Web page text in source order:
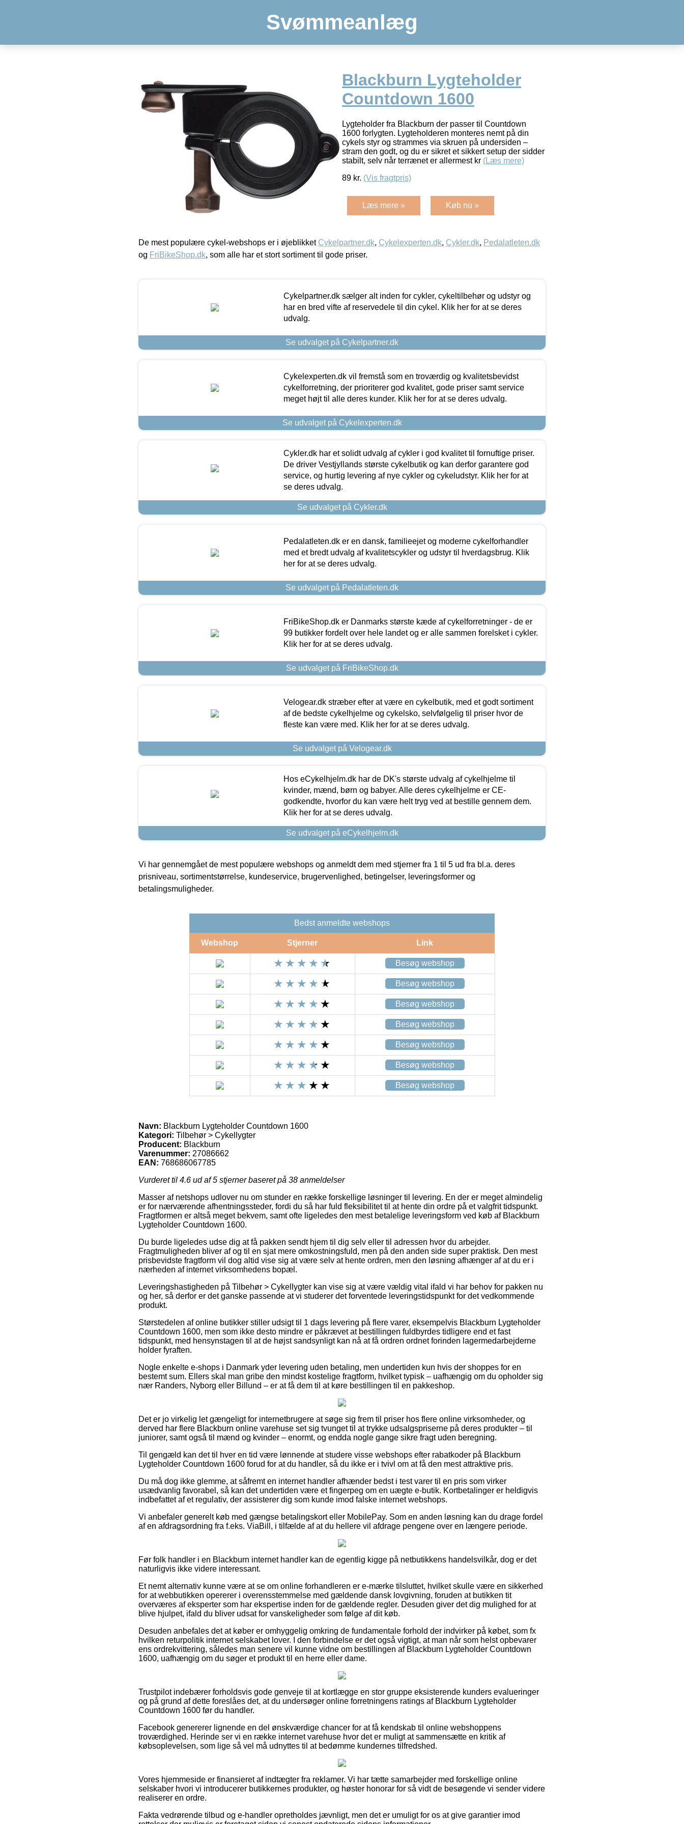
Svømmeanlæg
Blackburn Lygteholder
Countdown 1600
Lygteholder fra Blackburn der passer til Countdown
1600 forlygten. Lygteholderen monteres nemt på din
cykels styr og strammes via skruen på undersiden –
stram den godt, og du er sikret et sikkert setup der sidder
stabilt, selv når terrænet er allermest kr (Læs mere)
89 kr. (Vis fragtpris)
Læs mere » Køb nu »
De mest populære cykel-webshops er i øjeblikket Cykelpartner.dk, Cykelexperten.dk, Cykler.dk, Pedalatleten.dk
og FriBikeShop.dk, som alle har et stort sortiment til gode priser.
Cykelpartner.dk sælger alt inden for cykler, cykeltilbehør og udstyr og
har en bred vifte af reservedele til din cykel. Klik her for at se deres
udvalg.
Se udvalget på Cykelpartner.dk
Cykelexperten.dk vil fremstå som en troværdig og kvalitetsbevidst
cykelforretning, der prioriterer god kvalitet, gode priser samt service
meget højt til alle deres kunder. Klik her for at se deres udvalg.
Se udvalget på Cykelexperten.dk
Cykler.dk har et solidt udvalg af cykler i god kvalitet til fornuftige priser.
De driver Vestjyllands største cykelbutik og kan derfor garantere god
service, og hurtig levering af nye cykler og cykeludstyr. Klik her for at
se deres udvalg.
Se udvalget på Cykler.dk
Pedalatleten.dk er en dansk, familieejet og moderne cykelforhandler
med et bredt udvalg af kvalitetscykler og udstyr til hverdagsbrug. Klik
her for at se deres udvalg.
Se udvalget på Pedalatleten.dk
FriBikeShop.dk er Danmarks største kæde af cykelforretninger - de er
99 butikker fordelt over hele landet og er alle sammen forelsket i cykler.
Klik her for at se deres udvalg.
Se udvalget på FriBikeShop.dk
Velogear.dk stræber efter at være en cykelbutik, med et godt sortiment
af de bedste cykelhjelme og cykelsko, selvfølgelig til priser hvor de
fleste kan være med. Klik her for at se deres udvalg.
Se udvalget på Velogear.dk
Hos eCykelhjelm.dk har de DK's største udvalg af cykelhjelme til
kvinder, mænd, børn og babyer. Alle deres cykelhjelme er CE-
godkendte, hvorfor du kan være helt tryg ved at bestille gennem dem.
Klik her for at se deres udvalg.
Se udvalget på eCykelhjelm.dk
Vi har gennemgået de mest populære webshops og anmeldt dem med stjerner fra 1 til 5 ud fra bl.a. deres
prisniveau, sortimentstørrelse, kundeservice, brugervenlighed, betingelser, leveringsformer og
betalingsmuligheder.
Bedst anmeldte webshops
Webshop Stjerner Link
Besøg webshop
Besøg webshop
Besøg webshop
Besøg webshop
Besøg webshop
Besøg webshop
Besøg webshop
Navn: Blackburn Lygteholder Countdown 1600
Kategori: Tilbehør > Cykellygter
Producent: Blackburn
Varenummer: 27086662
EAN: 768686067785
Vurderet til 4.6 ud af 5 stjerner baseret på 38 anmeldelser
Masser af netshops udlover nu om stunder en række forskellige løsninger til levering. En der er meget almindelig
er for nærværende afhentningssteder, fordi du så har fuld fleksibilitet til at hente din ordre på et valgfrit tidspunkt.
Fragtformen er altså meget bekvem, samt ofte ligeledes den mest betalelige leveringsform ved køb af Blackburn
Lygteholder Countdown 1600.
Du burde ligeledes udse dig at få pakken sendt hjem til dig selv eller til adressen hvor du arbejder.
Fragtmuligheden bliver af og til en sjat mere omkostningsfuld, men på den anden side super praktisk. Den mest
prisbevidste fragtform vil dog altid vise sig at være selv at hente ordren, men den løsning afhænger af at du er i
nærheden af internet virksomhedens bopæl.
Leveringshastigheden på Tilbehør > Cykellygter kan vise sig at være vældig vital ifald vi har behov for pakken nu
og her, så derfor er det ganske passende at vi studerer det forventede leveringstidspunkt for det vedkommende
produkt.
Størstedelen af online butikker stiller udsigt til 1 dags levering på flere varer, eksempelvis Blackburn Lygteholder
Countdown 1600, men som ikke desto mindre er påkrævet at bestillingen fuldbyrdes tidligere end et fast
tidspunkt, med hensynstagen til at de højst sandsynligt kan nå at få ordren ordnet forinden lagermedarbejderne
holder fyraften.
Nogle enkelte e-shops i Danmark yder levering uden betaling, men undertiden kun hvis der shoppes for en
bestemt sum. Ellers skal man gribe den mindst kostelige fragtform, hvilket typisk – uafhængig om du opholder sig
nær Randers, Nyborg eller Billund – er at få dem til at køre bestillingen til en pakkeshop.
Det er jo virkelig let gængeligt for internetbrugere at søge sig frem til priser hos flere online virksomheder, og
derved har flere Blackburn online varehuse set sig tvunget til at trykke udsalgspriserne på deres produkter – til
juniorer, samt også til mænd og kvinder – enormt, og endda nogle gange sikre fragt uden beregning.
Til gengæld kan det til hver en tid være lønnende at studere visse webshops efter rabatkoder på Blackburn
Lygteholder Countdown 1600 forud for at du handler, så du ikke er i tvivl om at få den mest attraktive pris.
Du må dog ikke glemme, at såfremt en internet handler afhænder bedst i test varer til en pris som virker
usædvanlig favorabel, så kan det undertiden være et fingerpeg om en uægte e-butik. Kortbetalinger er heldigvis
indbefattet af et regulativ, der assisterer dig som kunde imod falske internet webshops.
Vi anbefaler generelt køb med gængse betalingskort eller MobilePay. Som en anden løsning kan du drage fordel
af en afdragsordning fra f.eks. ViaBill, i tilfælde af at du hellere vil afdrage pengene over en længere periode.
Før folk handler i en Blackburn internet handler kan de egentlig kigge på netbutikkens handelsvilkår, dog er det
naturligvis ikke videre interessant.
Et nemt alternativ kunne være at se om online forhandleren er e-mærke tilsluttet, hvilket skulle være en sikkerhed
for at webbutikken opererer i overensstemmelse med gældende dansk lovgivning, foruden at butikken tit
overværes af eksperter som har ekspertise inden for de gældende regler. Desuden giver det dig mulighed for at
blive hjulpet, ifald du bliver udsat for vanskeligheder som følge af dit køb.
Desuden anbefales det at køber er omhyggelig omkring de fundamentale forhold der indvirker på købet, som fx
hvilken returpolitik internet selskabet lover. I den forbindelse er det også vigtigt, at man når som helst opbevarer
ens ordrekvittering, således man senere vil kunne vidne om bestillingen af Blackburn Lygteholder Countdown
1600, uafhængig om du søger et produkt til en herre eller dame.
Trustpilot indebærer forholdsvis gode genveje til at kortlægge en stor gruppe eksisterende kunders evalueringer
og på grund af dette foreslåes det, at du undersøger online forretningens ratings af Blackburn Lygteholder
Countdown 1600 før du handler.
Facebook genererer lignende en del ønskværdige chancer for at få kendskab til online webshoppens
troværdighed. Herinde ser vi en række internet varehuse hvor det er muligt at sammensætte en kritik af
købsoplevelsen, som lige så vel må udnyttes til at bedømme kundernes tilfredshed.
Vores hjemmeside er finansieret af indtægter fra reklamer. Vi har tætte samarbejder med forskellige online
selskaber hvori vi introducerer butikkernes produkter, og høster honorar for så vidt de besøgende vi sender videre
realiserer en ordre.
Fakta vedrørende tilbud og e-handler opretholdes jævnligt, men det er umuligt for os at give garantier imod